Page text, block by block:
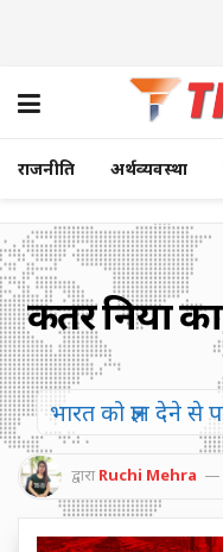
राजनीति अर्थव्यवस्था
कतर दुनिया
भारत को ज्ञान देने
द्वारा Ruchi Mehra